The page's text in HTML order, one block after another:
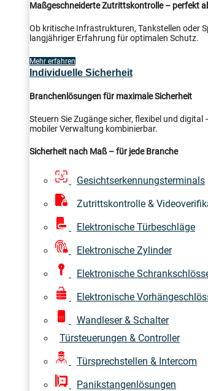
Maßgeschneiderte Zutrittskontrolle – perfekt
Ob kritische Infrastrukturen, Tankstellen oder
langjähriger Erfahrung für optimalen Schutz.
Mehr erfahren
Individuelle Sicherheit
Branchenlösungen für maximale Sicherheit
Steuern Sie Zugänge sicher, flexibel und
mobiler Verwaltung kombinierbar.
Sicherheit nach Maß – für jede Branche
Gesichtserkennungsterminals
Zutrittskontrolle &
Elektronische Türbeschläge
Elektronische Zylinder
Elektronische
Elektronische
Wandleser & Schalter
Türsteuerungen & Controller
Türsprechstellen & Intercom
Panikstangenlösungen